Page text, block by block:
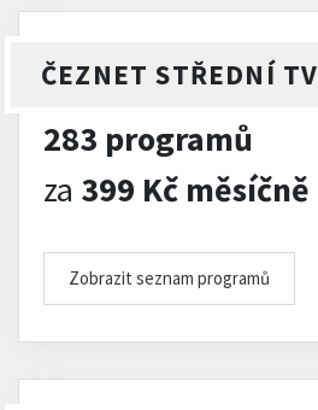
ČEZNET STŘEDNÍ TV
283 programů
za 399 Kč měsíčně
Zobrazit seznam programů